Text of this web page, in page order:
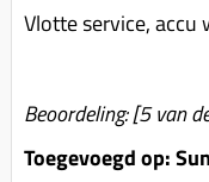
Vlotte service, accu
Beoordeling:[5van
Toegevoegd op: